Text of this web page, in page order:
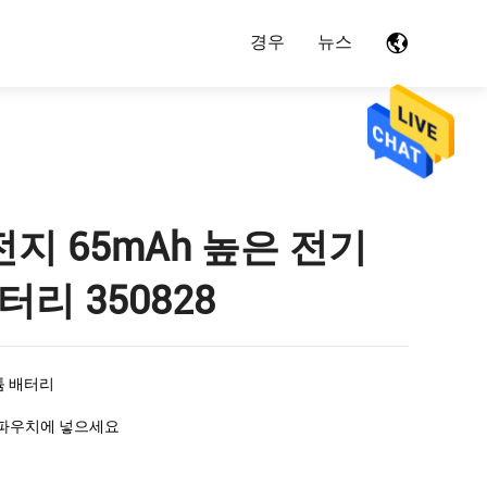
경우 뉴스
지 65mAh 높은 전기
리 350828
배터리
우치에 넣으세요